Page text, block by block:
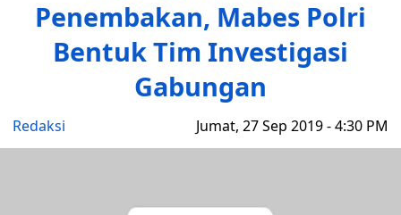
Penembakan, Mabes Polri
Bentuk Tim Investigasi
Gabungan
Redaksi Jumat, 27 Sep 2019 - 4:30 PM